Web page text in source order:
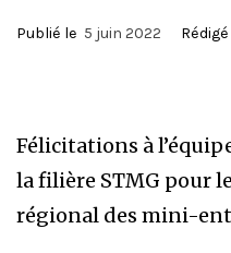
Publié le 5 juin 2022
Félicitations à
la filière STMG pour
régional des mini-